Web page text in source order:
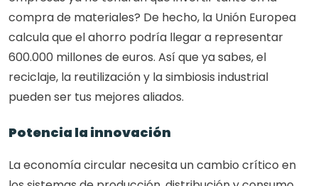
compra de materiales? De hecho, la Unión Europea
calcula que el ahorro podría llegar a representar
600.000 millones de euros. Así que ya sabes, el
reciclaje, la reutilización y la simbiosis industrial
pueden ser tus mejores aliados.
Potencia la innovación
La economía circular necesita un cambio crítico en